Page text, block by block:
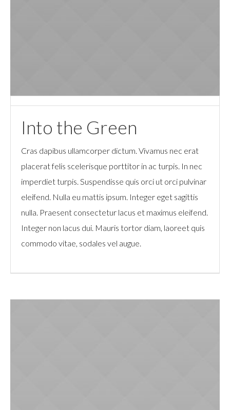
Into the Green
Cras dapibus ullamcorper dictum. Vivamus nec erat
placerat felis scelerisque porttitor in ac turpis. In nec
imperdiet turpis. Suspendisse quis orci ut orci pulvinar
eleifend. Nulla eu mattis ipsum. Integer eget sagittis
nulla. Praesent consectetur lacus et maximus eleifend.
Integer non lacus dui. Mauris tortor diam, laoreet quis
commodo vitae, sodales vel augue.